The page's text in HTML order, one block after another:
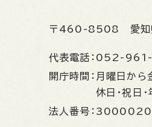
〒460-8508 愛
代表電話： 052-961-
開庁時間： 月曜日か
休日・祝日
法人番号：